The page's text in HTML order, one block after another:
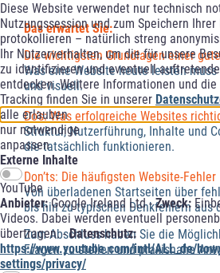
Diese Website verwendet nur technisch
Nutzungssession und zum Speichern
protokollieren – natürlich streng
Ihr Nutzerverhalten, um die für unsere
zu identifizieren und eventuell
entdecken. Weitere Informationen und
Tracking finden Sie in unserer
alle erlauben
nur notwendige
anpassen
Externe Inhalte
YouTube
Anbieter:Google Ireland Ltd -Zweck:
Videos. Dabei werden eventuell
übertragen. -Datenschutz:
https://www.youtube.com/intl/ALL_de/
settings/privacy/
Das erwartet Sie:
Die wichtigsten Grundlagen einer
Was eine Website heute leisten
und visuell.
Do’s: Was erfolgreiche Websites
Struktur, Nutzerführung, Inhalte und
die tatsächlich funktionieren.
Don’ts: Die häufigsten Website-Fehler
Von überladenen Startseiten über
bis hin zu typischen Denkfehlern aus
Zum Abschluss haben Sie die
Fragen zu stellen und praxisnahe